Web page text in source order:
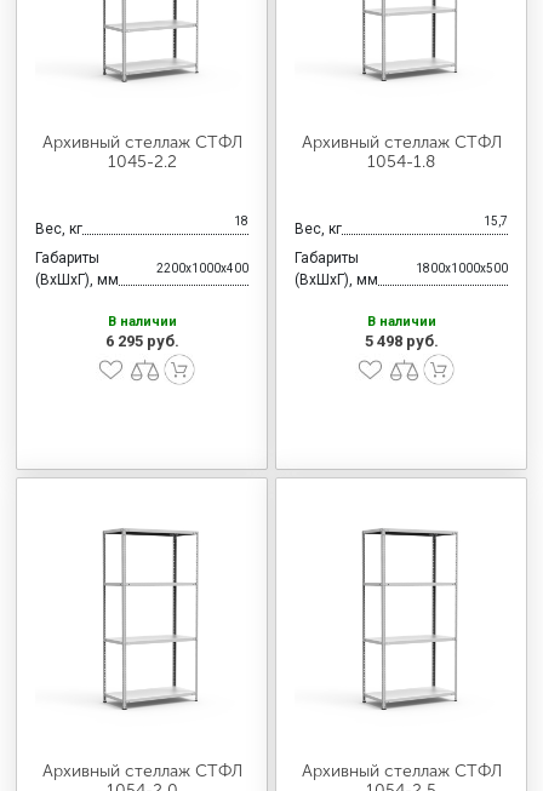
Архивный стеллаж СТФЛ
1045-2.2
Вес, кг 18
Габариты
(ВхШхГ), мм
2200x1000x400
В наличии
6 295 руб.
Архивный стеллаж СТФЛ
1054-1.8
Вес, кг 15,7
Габариты
(ВхШхГ), мм
1800x1000x500
В наличии
5 498 руб.
Архивный стеллаж СТФЛ
Архивный стеллаж СТФЛ